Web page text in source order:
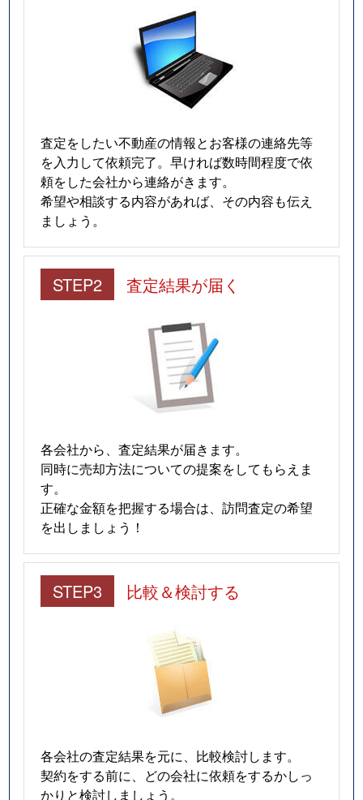
査定をしたい不動産の情報とお客様の連絡先等
を入力して依頼完了。早ければ数時間程度で依
頼をした会社から連絡がきます。
希望や相談する内容があれば、その内容も伝え
ましょう。
STEP2 査定結果が届く
各会社から、査定結果が届きます。
同時に売却方法についての提案をしてもらえま
す。
正確な金額を把握する場合は、訪問査定の希望
を出しましょう！
STEP3 比較＆検討する
各会社の査定結果を元に、比較検討します。
契約をする前に、どの会社に依頼をするかしっ
かりと検討しましょう。